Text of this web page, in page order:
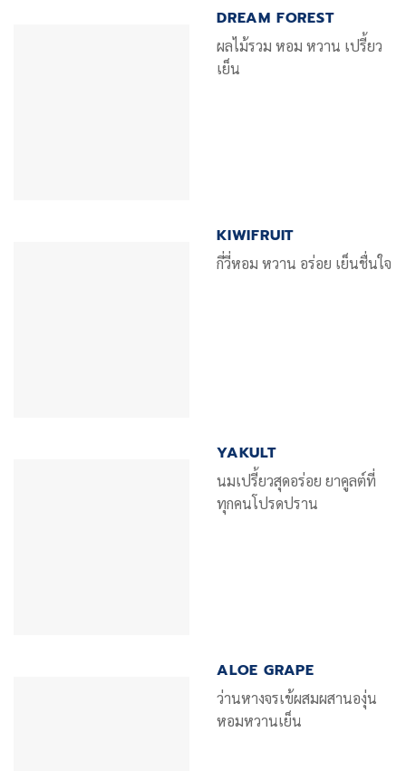
DREAM FOREST
ผลไม้รวม หอม หวาน เปรี้ยว
เย็น
KIWIFRUIT
กี่วี่หอม หวาน อร่อย เย็นชื่นใจ
YAKULT
นมเปรี้ยวสุดอร่อย ยาคูลต์ที่
ทุกคนโปรดปราน
ALOE GRAPE
ว่านหางจรเข้ผสมผสานองุ่น
หอมหวานเย็น